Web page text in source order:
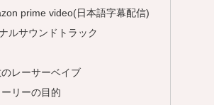
prime video(日本語字幕配信)
ルサウンドトラック
レーサーベイブ
リーの目的